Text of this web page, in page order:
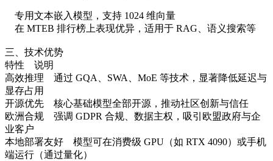
专用文本嵌入模型，支持 1024 维向量
在 MTEB 排行榜上表现优异，适用于 RAG、语义搜索等
三、技术优势
特性 说明
高效推理 通过 GQA、SWA、MoE 等技术，显著降低延迟与
显存占用
开源优先 核心基础模型全部开源，推动社区创新与信任
欧洲合规 强调 GDPR 合规、数据主权，吸引欧盟政府与企
业客户
本地部署友好 模型可在消费级 GPU（如 RTX 4090）或手机
端运行（通过量化）